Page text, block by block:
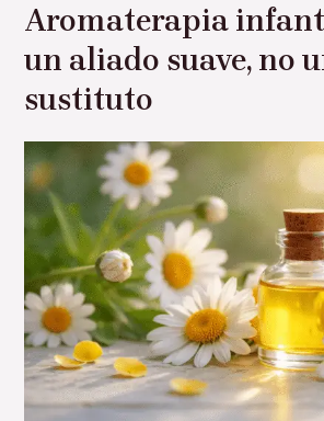
Aromaterapia
un aliado suave, no
sustituto